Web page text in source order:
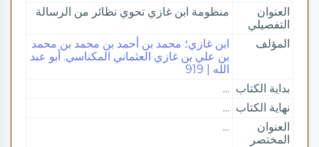
العنوان
التفصيلي
منظومة ابن غازي تحوي نظائر من الرسالة
المؤلف
ابن غازي؛ محمد بن أحمد بن محمد بن محمد
بن علي بن غازي العثماني المكناسي. أبو عبد
الله | 919
بداية الكتاب ...
نهاية الكتاب ...
العنوان
المختصر
...